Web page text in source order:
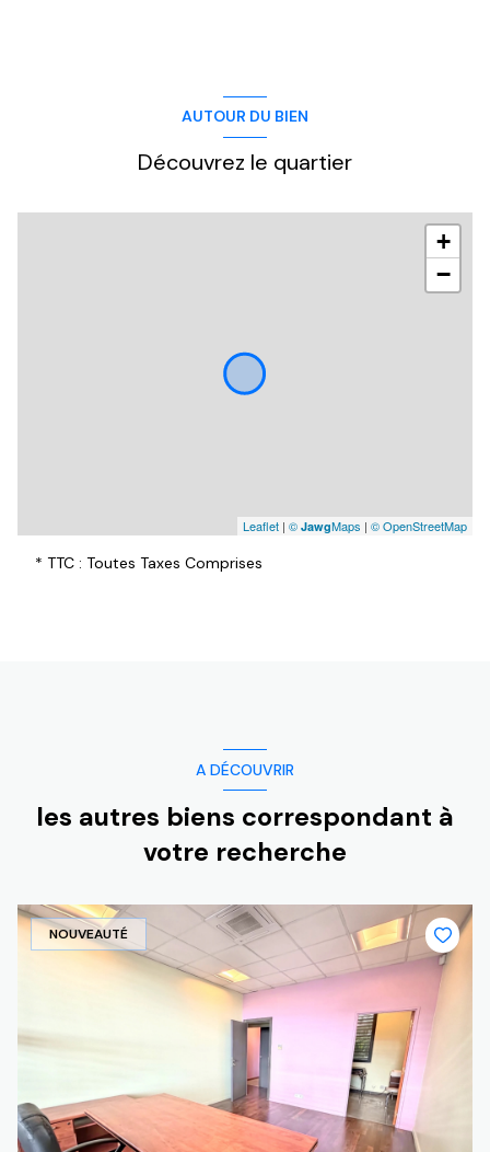
AUTOUR DU BIEN
Découvrez le quartier
+
−
Leaflet | © JawgMaps | © OpenStreetMap
* TTC : Toutes Taxes Comprises
A DÉCOUVRIR
les autres biens correspondant à
votre recherche
NOUVEAUTÉ